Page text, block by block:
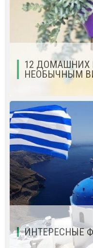
12 ДОМАШНИХ
НЕОБЫЧНЫМ
ИНТЕРЕСНЫЕ